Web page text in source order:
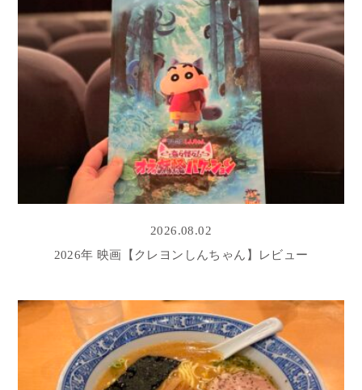
2026.08.02
2026年 映画【クレヨンしんちゃん】レビュー